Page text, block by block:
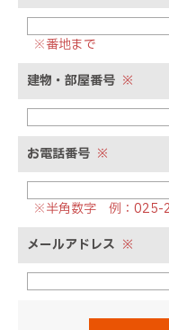
※番地まで
建物・部屋番号 ※
お電話番号 ※
※半角数字 例：025-
メールアドレス ※